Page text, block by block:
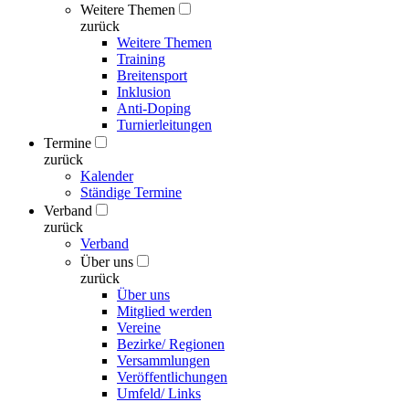
Weitere Themen
zurück
Weitere Themen
Training
Breitensport
Inklusion
Anti-Doping
Turnierleitungen
Termine
zurück
Kalender
Ständige Termine
Verband
zurück
Verband
Über uns
zurück
Über uns
Mitglied werden
Vereine
Bezirke/ Regionen
Versammlungen
Veröffentlichungen
Umfeld/ Links